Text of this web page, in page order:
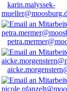
karin.malyssek-